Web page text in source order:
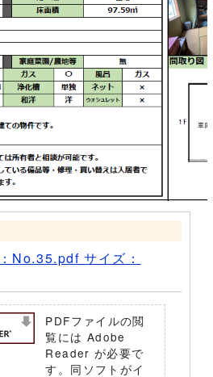
No.35.pdf サイズ：
PDFファイルの閲
覧には Adobe
Reader が必要で
す。同ソフトがイ